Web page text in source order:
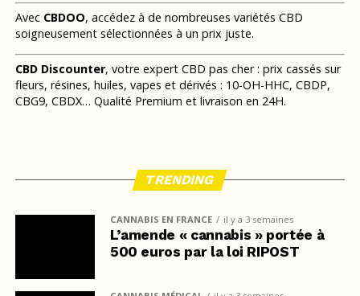
Avec CBDOO, accédez à de nombreuses variétés CBD
soigneusement sélectionnées à un prix juste.
CBD Discounter, votre expert CBD pas cher : prix cassés sur
fleurs, résines, huiles, vapes et dérivés : 10-OH-HHC, CBDP,
CBG9, CBDX… Qualité Premium et livraison en 24H.
TRENDING
CANNABIS EN FRANCE il y a 3 semaines
L’amende « cannabis » portée à
500 euros par la loi RIPOST